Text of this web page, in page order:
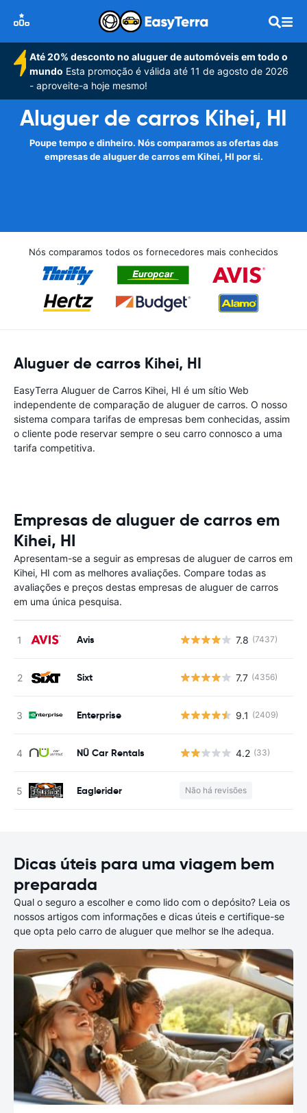
Até 20% desconto no aluguer de automóveis em todo o
mundo Esta promoção é válida até 11 de agosto de 2026
- aproveite-a hoje mesmo!
Aluguer de carros Kihei, HI
Poupe tempo e dinheiro. Nós comparamos as ofertas das
empresas de aluguer de carros em Kihei, HI por si.
Nós comparamos todos os fornecedores mais conhecidos
Aluguer de carros Kihei, HI
EasyTerra Aluguer de Carros Kihei, HI é um sítio Web
independente de comparação de aluguer de carros. O nosso
sistema compara tarifas de empresas bem conhecidas, assim
o cliente pode reservar sempre o seu carro connosco a uma
tarifa competitiva.
Empresas de aluguer de carros em
Kihei, HI
Apresentam-se a seguir as empresas de aluguer de carros em
Kihei, HI com as melhores avaliações. Compare todas as
avaliações e preços destas empresas de aluguer de carros
em uma única pesquisa.
Avis 7.8 (7437)
Sixt 7.7 (4356)
Enterprise 9.1 (2409)
NÜ Car Rentals 4.2 (33)
Eaglerider Não há revisões
Dicas úteis para uma viagem bem
preparada
Qual o seguro a escolher e como lido com o depósito? Leia os
nossos artigos com informações e dicas úteis e certifique-se
que opta pelo carro de aluguer que melhor se lhe adequa.